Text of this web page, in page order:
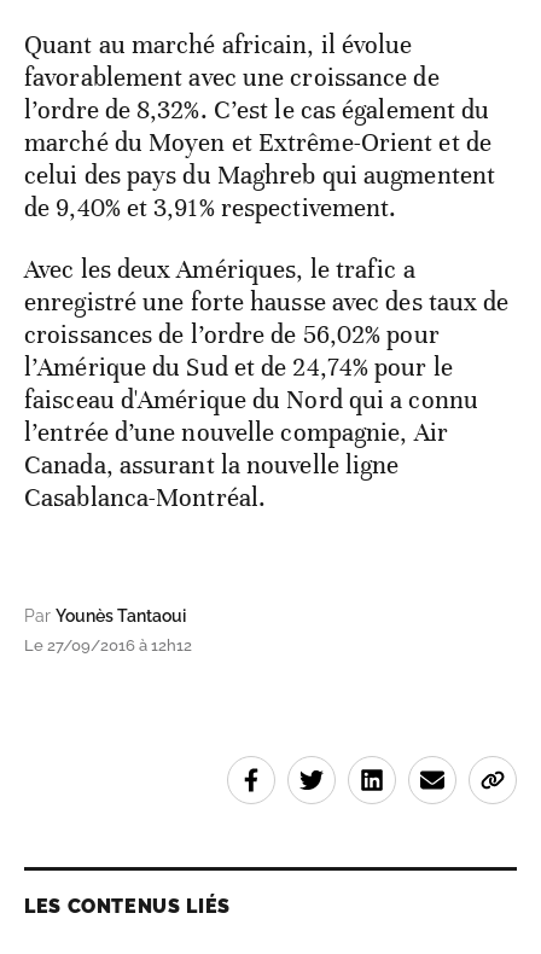
Quant au marché africain, il évolue
favorablement avec une croissance de
l’ordre de 8,32%. C’est le cas également du
marché du Moyen et Extrême-Orient et de
celui des pays du Maghreb qui augmentent
de 9,40% et 3,91% respectivement.
Avec les deux Amériques, le trafic a
enregistré une forte hausse avec des taux de
croissances de l’ordre de 56,02% pour
l’Amérique du Sud et de 24,74% pour le
faisceau d'Amérique du Nord qui a connu
l’entrée d’une nouvelle compagnie, Air
Canada, assurant la nouvelle ligne
Casablanca-Montréal.
Par Younès Tantaoui
Le 27/09/2016 à 12h12
LES CONTENUS LIÉS